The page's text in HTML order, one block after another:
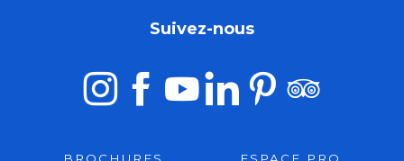
Suivez-nous